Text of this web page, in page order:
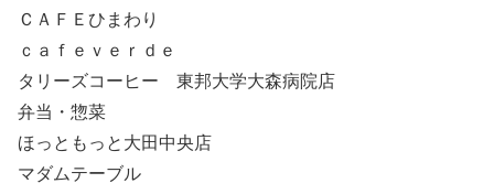
ＣＡＦＥひまわり
ｃａｆｅｖｅｒｄｅ
タリーズコーヒー 東邦大学大森病院店
弁当・惣菜
ほっともっと大田中央店
マダムテーブル